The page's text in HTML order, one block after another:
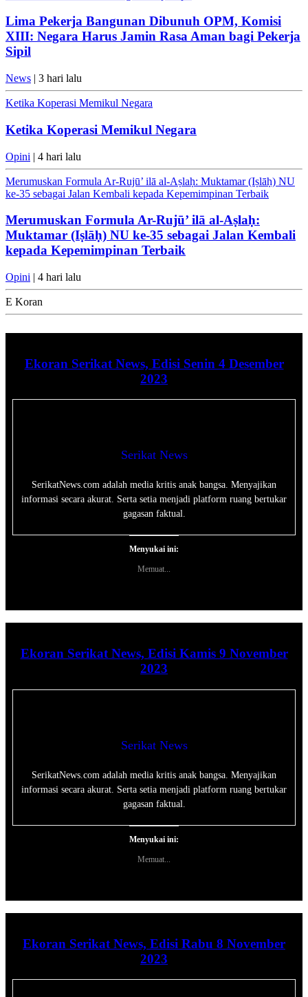
Lima Pekerja Bangunan Dibunuh OPM, Komisi
XIII: Negara Harus Jamin Rasa Aman bagi Pekerja
Sipil
News | 3 hari lalu
Ketika Koperasi Memikul Negara
Ketika Koperasi Memikul Negara
Opini | 4 hari lalu
Merumuskan Formula Ar-Rujū’ ilā al-Aṣlaḥ: Muktamar (Iṣlāḥ) NU
ke-35 sebagai Jalan Kembali kepada Kepemimpinan Terbaik
Merumuskan Formula Ar-Rujū’ ilā al-Aṣlaḥ:
Muktamar (Iṣlāḥ) NU ke-35 sebagai Jalan Kembali
kepada Kepemimpinan Terbaik
Opini | 4 hari lalu
E Koran
Ekoran Serikat News, Edisi Senin 4 Desember
2023
Serikat News
SerikatNews.com adalah media kritis anak bangsa. Menyajikan
informasi secara akurat. Serta setia menjadi platform ruang bertukar
gagasan faktual.
Menyukai ini:
Memuat...
Ekoran Serikat News, Edisi Kamis 9 November
2023
Serikat News
SerikatNews.com adalah media kritis anak bangsa. Menyajikan
informasi secara akurat. Serta setia menjadi platform ruang bertukar
gagasan faktual.
Menyukai ini:
Memuat...
Ekoran Serikat News, Edisi Rabu 8 November
2023